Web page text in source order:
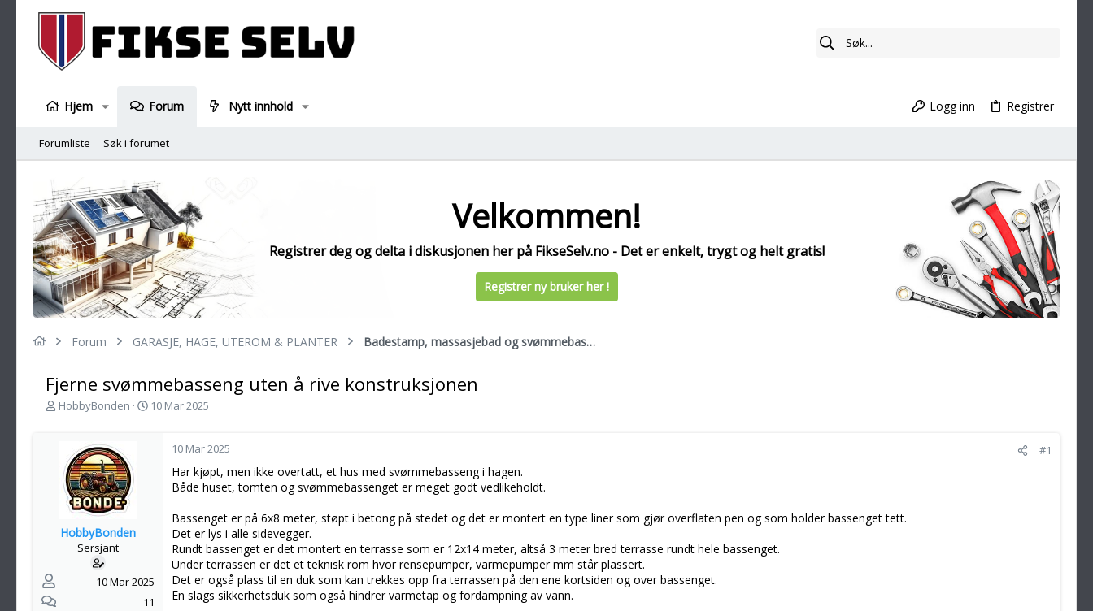
Hjem Forum Nytt innhold Logg inn Registrer
Forumliste Søk i forumet
Velkommen!
Registrer deg og delta i diskusjonen her på FikseSelv.no - Det er enkelt, trygt og helt gratis!
Registrer ny bruker her !
Forum GARASJE, HAGE, UTEROM & PLANTER Badestamp, massasjebad og svømmebasseng
Fjerne svømmebasseng uten å rive konstruksjonen
T
a
e
HobbyBonden
S10 Mar 2025
HobbyBonden
Sersjant
10 Mar 2025
11
10 Mar 2025 #1
Har kjøpt, men ikke overtatt, et hus med svømmebasseng i hagen.
Både huset, tomten og svømmebassenget er meget godt vedlikeholdt.
Bassenget er på 6x8 meter, støpt i betong på stedet og det er montert en type liner som gjør overflaten pen og som holder bassenget tett.
Det er lys i alle sidevegger.
Rundt bassenget er det montert en terrasse som er 12x14 meter, altså 3 meter bred terrasse rundt hele bassenget.
Under terrassen er det et teknisk rom hvor rensepumper, varmepumper mm står plassert.
Det er også plass til en duk som kan trekkes opp fra terrassen på den ene kortsiden og over bassenget.
En slags sikkerhetsduk som også hindrer varmetap og fordampning av vann.